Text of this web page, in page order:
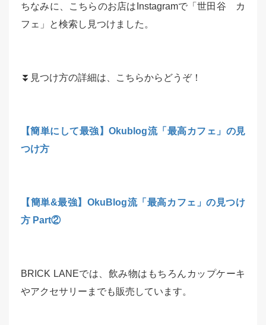
ちなみに、こちらのお店はInstagramで「世田谷 カ
フェ」と検索し見つけました。
⏬見つけ方の詳細は、こちらからどうぞ！
【簡単にして最強】Okublog流「最高カフェ」の見
つけ方
【簡単&最強】OkuBlog流「最高カフェ」の見つけ
方 Part②
BRICK LANEでは、飲み物はもちろんカップケーキ
やアクセサリーまでも販売しています。